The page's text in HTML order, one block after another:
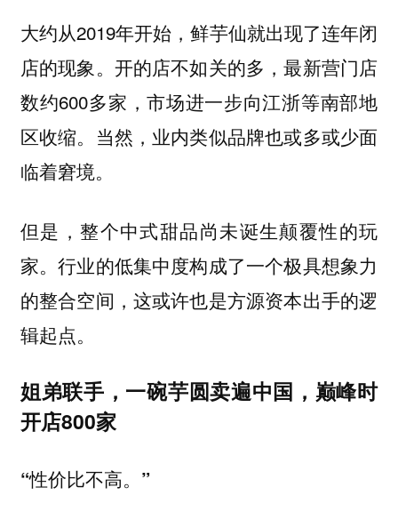
大约从2019年开始，鲜芋仙就出现了连年闭
店的现象。开的店不如关的多，最新营门店
数约600多家，市场进一步向江浙等南部地
区收缩。当然，业内类似品牌也或多或少面
临着窘境。
但是，整个中式甜品尚未诞生颠覆性的玩
家。行业的低集中度构成了一个极具想象力
的整合空间，这或许也是方源资本出手的逻
辑起点。
姐弟联手，一碗芋圆卖遍中国，巅峰时
开店800家
“性价比不高。”